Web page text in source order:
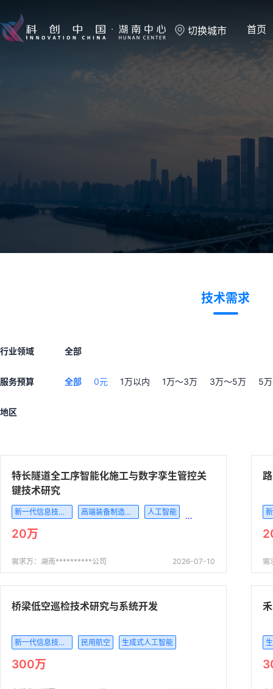
切换城市 首页
技术需求
行业领域 全部
服务预算 全部 0元 1万以内 1万～3万 3万～5万 5
地区
特长隧道全工序智能化施工与数字孪生管控关
键技术研究
新一代信息技术产业 高端装备制造产业 人工智能
20万
需求方：湖南**********公司 2026-07-10
桥梁低空巡检技术研究与系统开发
新一代信息技术产业 民用航空 生成式人工智能
300万